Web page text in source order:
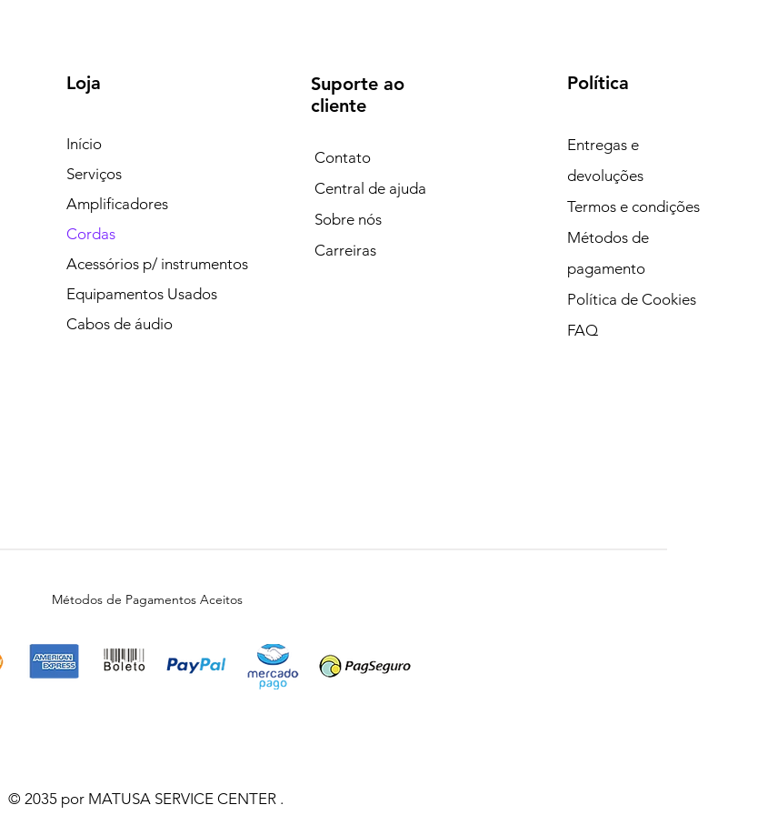
Loja
Início
Serviços
Amplificadores
Cordas
Acessórios p/ instrumentos
Equipamentos Usados
Cabos de áudio
Suporte ao
cliente
Contato
Central de ajuda
Sobre nós
Carreiras
Política
Entregas e
devoluções
Termos e condições
Métodos de
pagamento
Política de Cookies
FAQ
Métodos de Pagamentos Aceitos
© 2035 por MATUSA SERVICE CENTER .